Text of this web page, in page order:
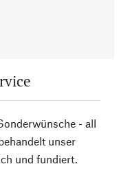
- all
unser
und fundiert.